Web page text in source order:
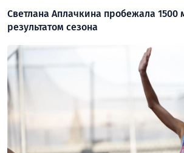
Светлана Аплачкина пробежала 1500
результатом сезона